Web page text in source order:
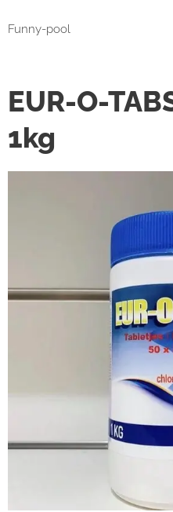
Funny-pool
EUR-O-
1kg